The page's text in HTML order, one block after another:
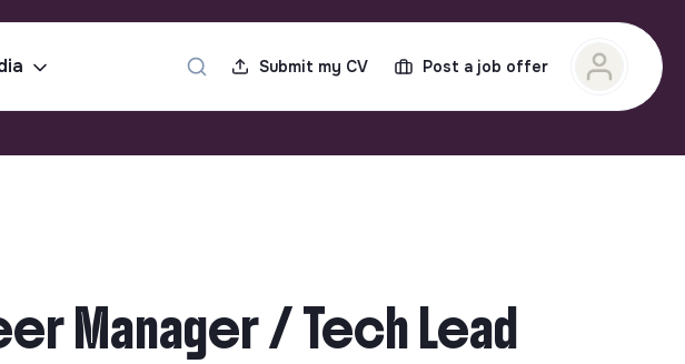
Submit my CV Post a job offer
Manager / Tech Lead